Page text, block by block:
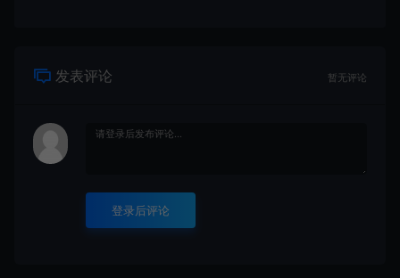
发表评论 暂无评论
登录后评论